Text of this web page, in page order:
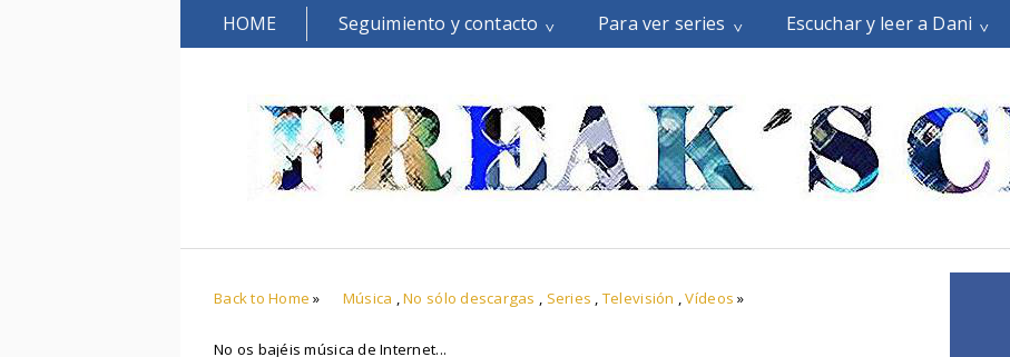
HOME Seguimiento y contacto Para ver series Escuchar y leer a Dani
Back to Home » Música ,No sólo descargas , Series ,Televisión ,Vídeos »
No os bajéis música de Internet...